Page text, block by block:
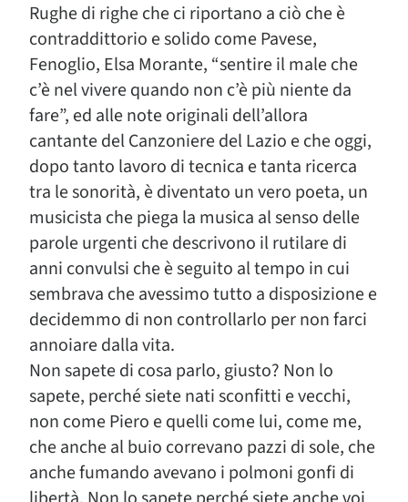
Rughe di righe che ci riportano a ciò che è
contraddittorio e solido come Pavese,
Fenoglio, Elsa Morante, “sentire il male che
c’è nel vivere quando non c’è più niente da
fare”, ed alle note originali dell’allora
cantante del Canzoniere del Lazio e che oggi,
dopo tanto lavoro di tecnica e tanta ricerca
tra le sonorità, è diventato un vero poeta, un
musicista che piega la musica al senso delle
parole urgenti che descrivono il rutilare di
anni convulsi che è seguito al tempo in cui
sembrava che avessimo tutto a disposizione e
decidemmo di non controllarlo per non farci
annoiare dalla vita.
Non sapete di cosa parlo, giusto? Non lo
sapete, perché siete nati sconfitti e vecchi,
non come Piero e quelli come lui, come me,
che anche al buio correvano pazzi di sole, che
anche fumando avevano i polmoni gonfi di